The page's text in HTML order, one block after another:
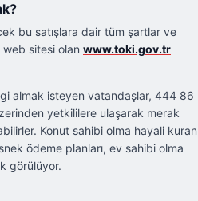
bu satışlara dair tüm şartlar ve
web sitesi olan www.toki.gov.tr
almak isteyen vatandaşlar, 444 86
yetkililere ulaşarak merak
Konut sahibi olma hayali kuran
ödeme planları, ev sahibi olma
görülüyor.